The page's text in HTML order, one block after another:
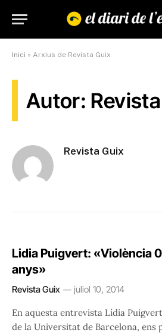
Inici » Arxius de Revista Guix
Autor:
Revista Guix
Lidia Puigvert: «Violència
anys»
Revista Guix juliol 10, 2014
En aquesta entrevista Lídia
de la Universitat de Barcelona, ens